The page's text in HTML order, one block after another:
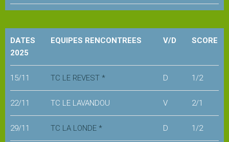
Pro
shop
COURS
STAGES
DATES
2025
EQUIPES RENCONTREES V/D SCORE
15/11 TC LE REVEST * D 1/2
22/11 TC LE LAVANDOU V 2/1
29/11 TC LA LONDE * D 1/2